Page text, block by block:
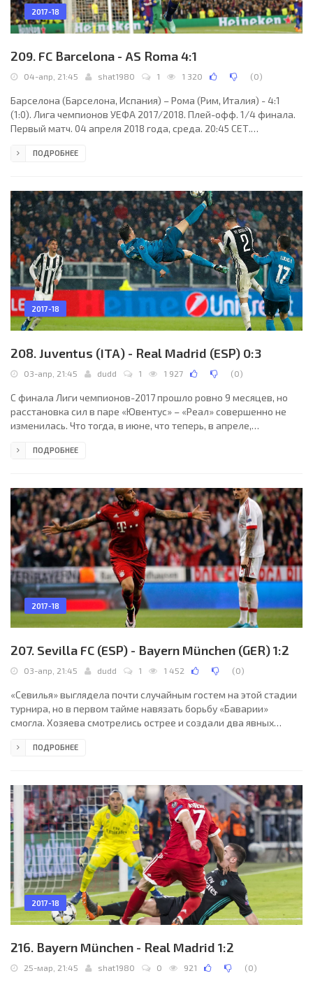
2017-18
209. FC Barcelona - AS Roma 4:1
04-апр, 21:45 shat1980 1 1 320 (0)
Барселона (Барселона, Испания) – Рома (Рим, Италия) - 4:1
(1:0). Лига чемпионов УЕФА 2017/2018. Плей-офф. 1/4 финала.
Первый матч. 04 апреля 2018 года, среда. 20:45 СЕТ.
зрителей (91 % при вместимости 99354). Главный арбитр:
арбитр: Ян де Врис (Голландия). Дополнительные ассистенты
арбитра: Кевин Блом, Камфус Йохем (оба -
ПОДРОБНЕЕ
2017-18
208. Juventus (ITA) - Real Madrid (ESP) 0:3
03-апр, 21:45 dudd 1 1 927 (0)
С финала Лиги чемпионов-2017 прошло ровно 9 месяцев, но
расстановка сил в паре «Ювентус» – «Реал» совершенно не
изменилась. Что тогда, в июне, что теперь, в апреле,
Турин в грусть и тоску. Разница лишь в том, что в
этого. Три безответных мяча в ворота несчастного Буффона
сокрушили команду Массимилиано Аллегри и – сейчас уже
можно
ПОДРОБНЕЕ
2017-18
207. Sevilla FC (ESP) - Bayern München (GER) 1:2
03-апр, 21:45 dudd 1 1 452 (0)
«Севилья» выглядела почти случайным гостем на этой стадии
турнира, но в первом тайме навязать борьбу «Баварии»
смогла. Хозяева смотрелись острее и создали два явных
немцам повезло оперативно отыграться – Хесус Навас
сыграли на руку гостям. Видаль покинул поле вынужденно,
Бернат – потому что не справлялся с Сарабией. С Рафиньей и
ПОДРОБНЕЕ
2017-18
216. Bayern München - Real Madrid 1:2
25-мар, 21:45 shat1980 0 921 (0)